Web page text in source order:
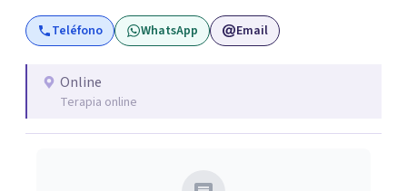
a que me contactes para acompañarte en el proceso.
Teléfono WhatsApp Email
Online
Terapia online